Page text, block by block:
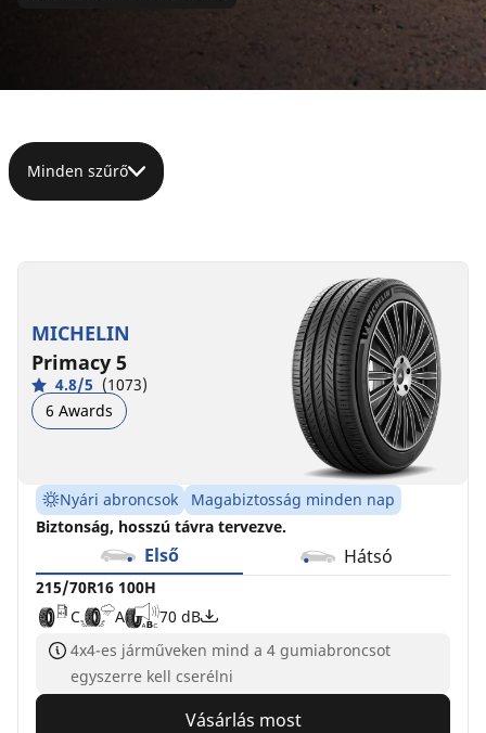
Minden szűrő
MICHELIN
Primacy 5
4.8/5 (1073)
6 Awards
Nyári abroncsok
Magabiztosság minden nap
Biztonság, hosszú távra tervezve.
Első Hátsó
215/70R16 100H
C
A 70 dB
C
A
4x4-es járműveken mind a 4 gumiabroncsot
egyszerre kell cserélni
Vásárlás most